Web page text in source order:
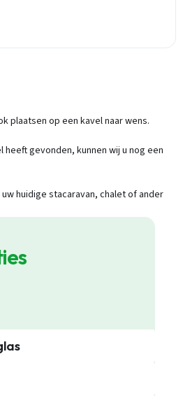
plaatsen op een kavel naar wens.
heeft gevonden, kunnen wij u nog een
huidige stacaravan, chalet of ander